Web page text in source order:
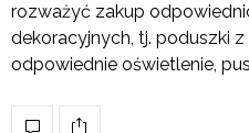
rozważyć zakup
dekoracyjnych, tj. poduszki z
odpowiednie oświetlenie,